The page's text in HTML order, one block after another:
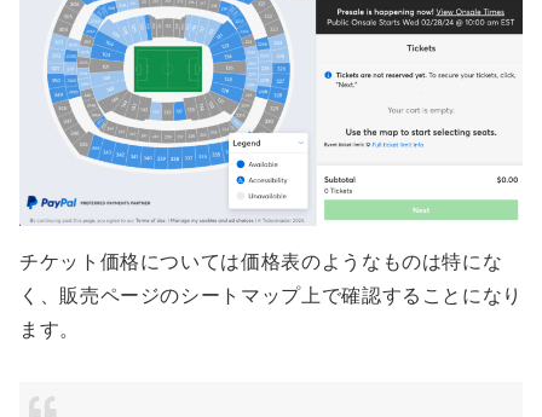
チケット価格については価格表のようなものは特にな
く、販売ページのシートマップ上で確認することになり
ます。